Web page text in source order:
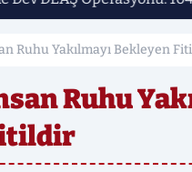
Ruhu Yakılmayı Bekleyen
Ruhu